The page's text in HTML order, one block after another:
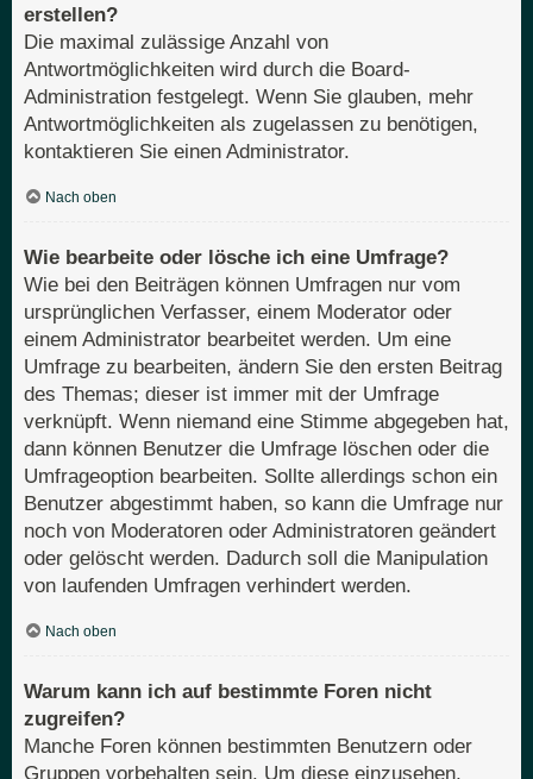
erstellen?
Die maximal zulässige Anzahl von
Antwortmöglichkeiten wird durch die Board-
Administration festgelegt. Wenn Sie glauben, mehr
Antwortmöglichkeiten als zugelassen zu benötigen,
kontaktieren Sie einen Administrator.
Nach oben
Wie bearbeite oder lösche ich eine Umfrage?
Wie bei den Beiträgen können Umfragen nur vom
ursprünglichen Verfasser, einem Moderator oder
einem Administrator bearbeitet werden. Um eine
Umfrage zu bearbeiten, ändern Sie den ersten Beitrag
des Themas; dieser ist immer mit der Umfrage
verknüpft. Wenn niemand eine Stimme abgegeben hat,
dann können Benutzer die Umfrage löschen oder die
Umfrageoption bearbeiten. Sollte allerdings schon ein
Benutzer abgestimmt haben, so kann die Umfrage nur
noch von Moderatoren oder Administratoren geändert
oder gelöscht werden. Dadurch soll die Manipulation
von laufenden Umfragen verhindert werden.
Nach oben
Warum kann ich auf bestimmte Foren nicht
zugreifen?
Manche Foren können bestimmten Benutzern oder
Gruppen vorbehalten sein. Um diese einzusehen,